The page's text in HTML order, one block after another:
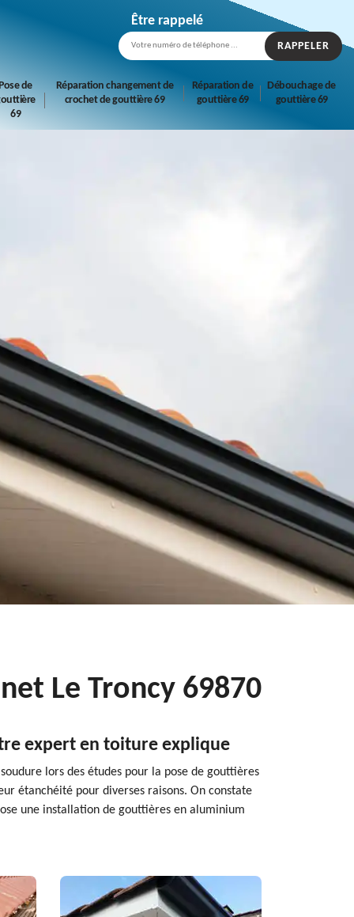
Être rappelé
de
69
Réparation changement de
crochet de gouttière 69
Réparation de
gouttière 69
Débouchage de
gouttière 69
Le Troncy 69870
expert en toiture explique
lors des études pour la pose de gouttières
étanchéité pour diverses raisons. On constate
une installation de gouttières en aluminium